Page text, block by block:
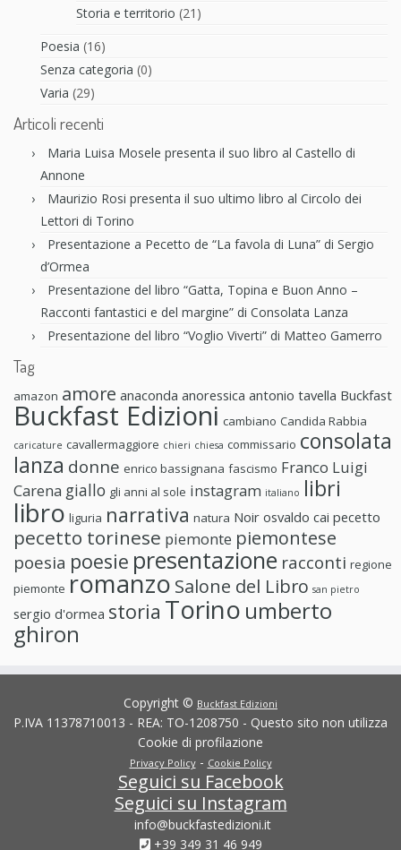
Storia e territorio (21)
Poesia (16)
Senza categoria (0)
Varia (29)
Articoli recenti
Maria Luisa Mosele presenta il suo libro al Castello di
Annone
Maurizio Rosi presenta il suo ultimo libro al Circolo dei
Lettori di Torino
Presentazione a Pecetto de “La favola di Luna” di Sergio
d’Ormea
Presentazione del libro “Gatta, Topina e Buon Anno –
Racconti fantastici e del margine” di Consolata Lanza
Presentazione del libro “Voglio Viverti” di Matteo Gamerro
Tag
amazon amore anaconda anoressica antonio tavella Buckfast
Buckfast Edizioni cambiano Candida Rabbia
caricature cavallermaggiore chieri chiesa commissario consolata
lanza donne enrico bassignana fascismo Franco Luigi
Carena giallo gli anni al sole instagram italiano libri
libro liguria narrativa natura Noir osvaldo cai pecetto
pecetto torinese piemonte piemontese
poesia poesie presentazione racconti regione
piemonte romanzo Salone del Libro san pietro
sergio d'ormea storia Torino umberto
ghiron
Copyright © Buckfast Edizioni
P.IVA 11378710013 - REA: TO-1208750 - Questo sito non utilizza
Cookie di profilazione
Privacy Policy- Cookie Policy
Seguici su Facebook
Seguici su Instagram
info@buckfastedizioni.it
+39 349 31 46 949